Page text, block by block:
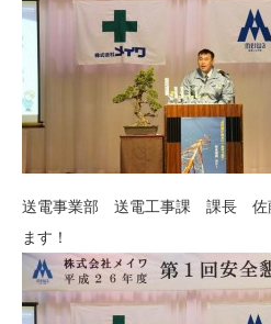
送電事業部 送電工事課 課長 佐
ます！